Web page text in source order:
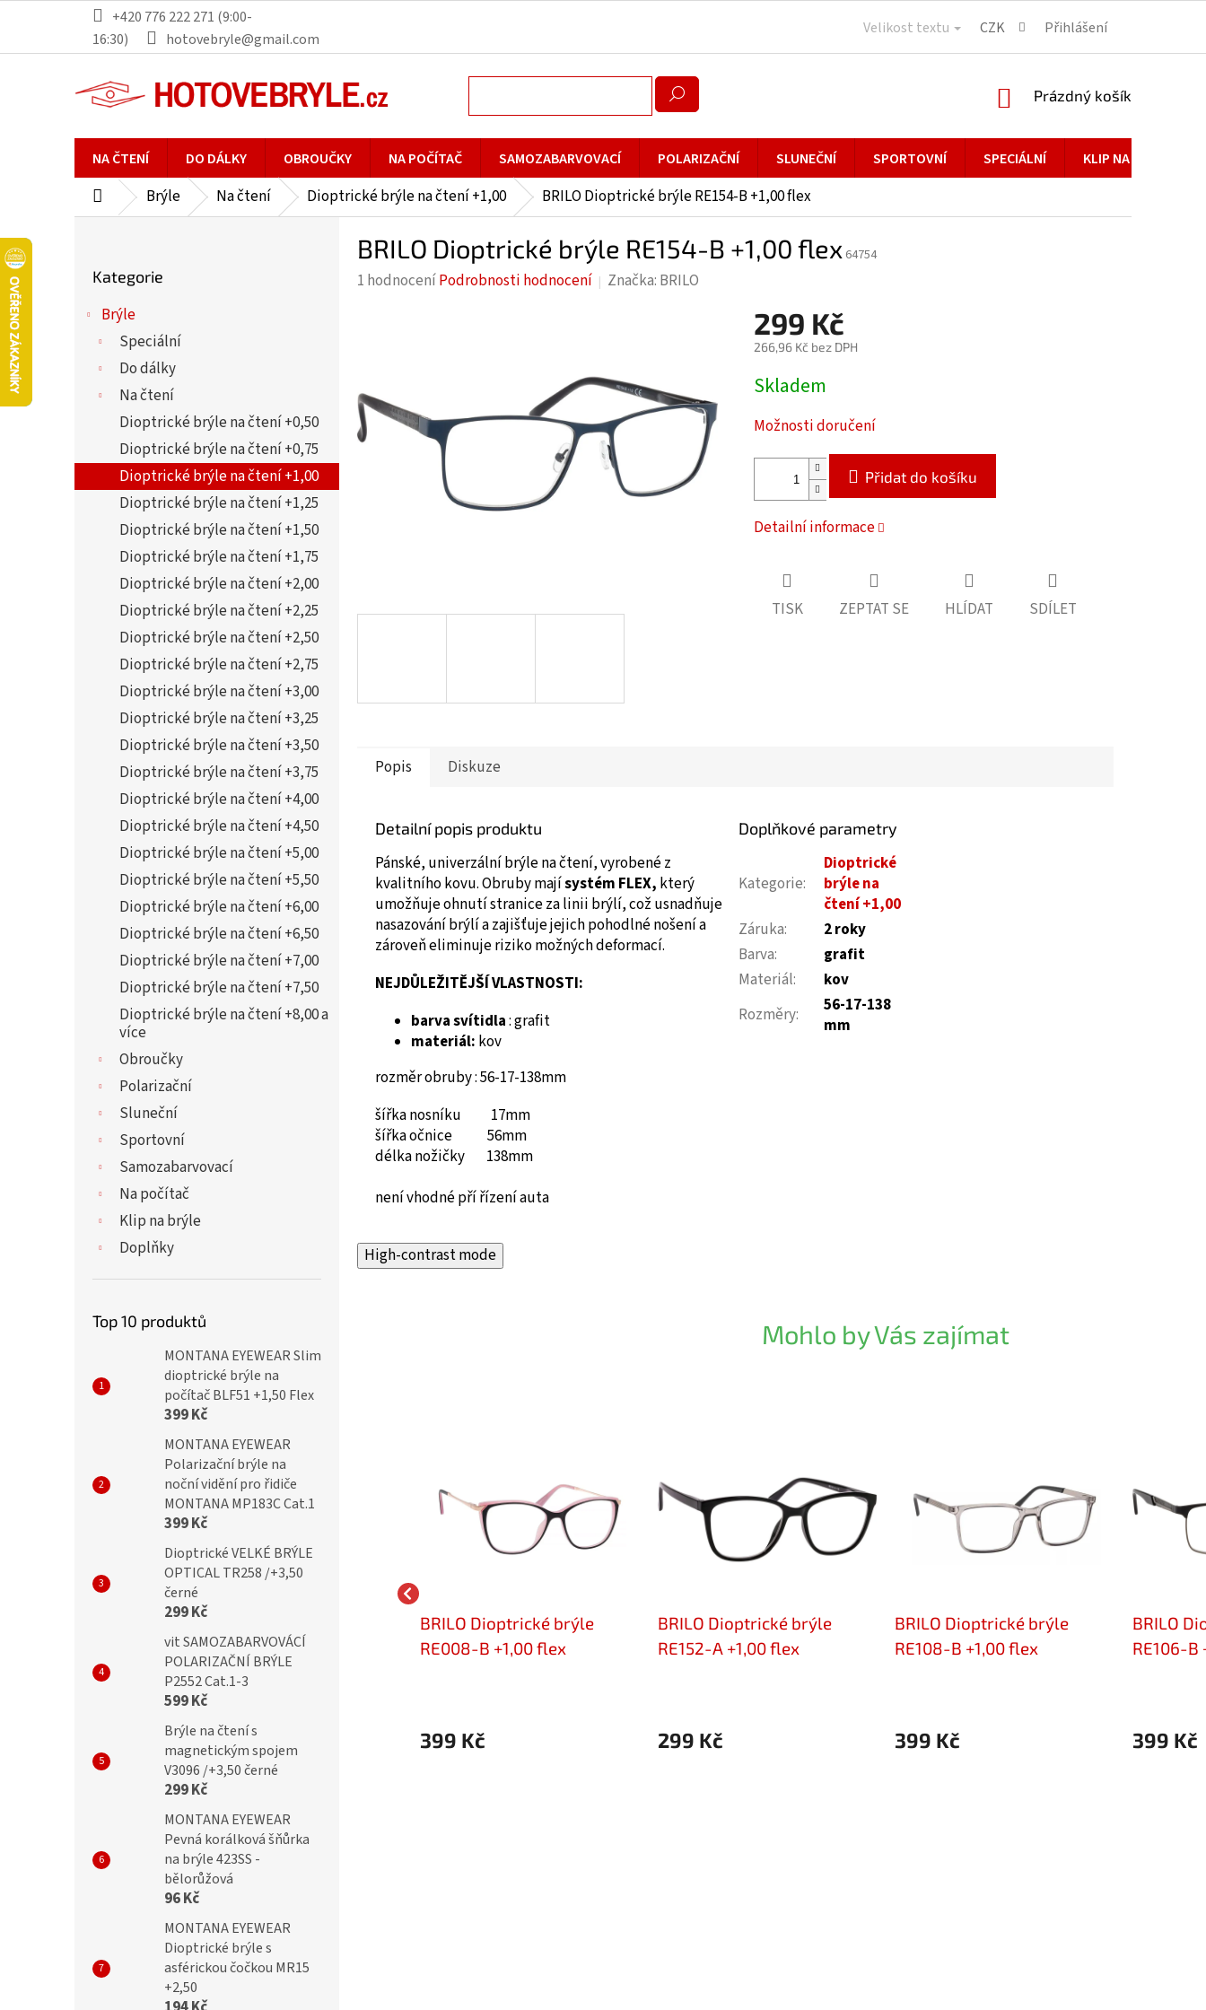
obsah
+420 776 222 271 (9:00-
16:30)
hotovebryle@gmail.com
Velikost textu CZK Přihlášení
NÁKUPNÍ
Prázdný košík
NA ČTENÍ DO DÁLKY OBROUČKY NA POČÍTAČ SAMOZABARVOVACÍ POLARIZAČNÍ SLUNEČNÍ SPORTOVNÍ SPECIÁLNÍ KLIP NA BRÝLE
DomůBrýle Na čtení Dioptrické brýle na čtení +1,00 BRILO Dioptrické brýle RE154-B +1,00 flex
e
kategorie
Kategorie
Brýle
Speciální
Do dálky
Na čtení
Dioptrické brýle na čtení +0,50
Dioptrické brýle na čtení +0,75
Dioptrické brýle na čtení +1,00
Dioptrické brýle na čtení +1,25
Dioptrické brýle na čtení +1,50
Dioptrické brýle na čtení +1,75
Dioptrické brýle na čtení +2,00
Dioptrické brýle na čtení +2,25
Dioptrické brýle na čtení +2,50
Dioptrické brýle na čtení +2,75
Dioptrické brýle na čtení +3,00
Dioptrické brýle na čtení +3,25
Dioptrické brýle na čtení +3,50
Dioptrické brýle na čtení +3,75
Dioptrické brýle na čtení +4,00
Dioptrické brýle na čtení +4,50
Dioptrické brýle na čtení +5,00
Dioptrické brýle na čtení +5,50
Dioptrické brýle na čtení +6,00
Dioptrické brýle na čtení +6,50
Dioptrické brýle na čtení +7,00
Dioptrické brýle na čtení +7,50
Dioptrické brýle na čtení +8,00 a
více
Obroučky
Polarizační
Sluneční
Sportovní
Samozabarvovací
Na počítač
Klip na brýle
Doplňky
Top 10 produktů
MONTANA EYEWEAR Slim
dioptrické brýle na
počítač BLF51 +1,50 Flex
399 Kč
MONTANA EYEWEAR
Polarizační brýle na
noční vidění pro řidiče
MONTANA MP183C Cat.1
399 Kč
Dioptrické VELKÉ BRÝLE
OPTICAL TR258 /+3,50
černé
299 Kč
vit SAMOZABARVOVÁCÍ
POLARIZAČNÍ BRÝLE
P2552 Cat.1-3
599 Kč
Brýle na čtení s
magnetickým spojem
V3096 /+3,50 černé
299 Kč
MONTANA EYEWEAR
Pevná korálková šňůrka
na brýle 423SS -
bělorůžová
96 Kč
MONTANA EYEWEAR
Dioptrické brýle s
asférickou čočkou MR15
+2,50
BRILO Dioptrické brýle RE154-B +1,00 flex 64754
Průměrné
5
hvězdiček.
1 hodnoceníPodrobnosti hodnocení Značka: BRILO
299 Kč
266,96 Kč bez DPH
Měrná
cena:
Skladem
Možnosti doručení
Přidat do košíku
Detailní informace
TISK ZEPTAT SE HLÍDAT SDÍLET
Popis Diskuze
Detailní popis produktu
Pánské, univerzální brýle na čtení, vyrobené z
kvalitního kovu.Obruby majísystém FLEX, který
umožňuje ohnutí stranice za linii brýlí, což usnadňuje
nasazování brýlí a zajišťuje jejich pohodlné nošení a
zároveň eliminuje riziko možných deformací.
NEJDŮLEŽITĚJŠÍ VLASTNOSTI:
barva svítidla: grafit
materiál: kov
rozměr obruby : 56-17-138mm
šířka nosníku 17mm
šířka očnice 56mm
délka nožičky 138mm
není vhodné pří řízení auta
Doplňkové parametry
Kategorie:
Dioptrické
brýle na
čtení +1,00
Záruka:
2 roky
Barva:
grafit
Materiál:
kov
Rozměry:
56-17-138
mm
High-contrast mode
Mohlo by Vás zajímat
BRILO Dioptrické brýle
RE054-A +1,00 flex
299 Kč
BRILO Dioptrické brýle
RE008-B +1,00 flex
399 Kč
BRILO Dioptrické brýle
RE152-A +1,00 flex
299 Kč
BRILO Dioptrické brýle
RE108-B +1,00 flex
399 Kč
BRILO
RE106-B
399 Kč